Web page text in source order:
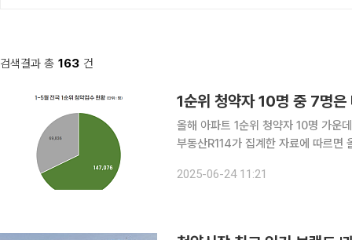
검색결과 총 163 건
1순위 청약자 10명 중 7명
올해 아파트 1순위 청약자 10명 가운데
부동산R114가 집계한 자료에 따르
는 모두 메이저 브랜드 단지였다. 대우
2025-06-24 11:21